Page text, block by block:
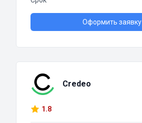
Оформить заявку
Credeo
1.8